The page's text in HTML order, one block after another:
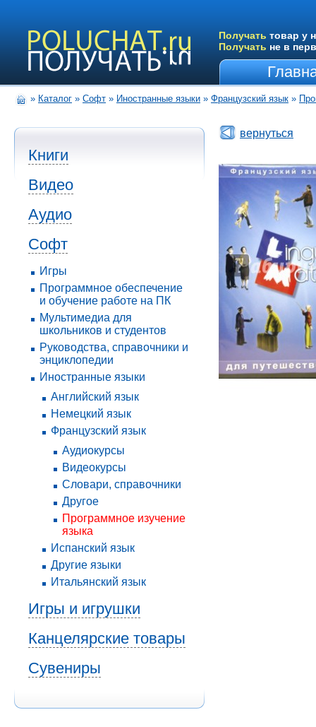
Получать товар у
Получать не в
» Каталог » Софт » Иностранные языки » Французский язык »
Книги
Видео
Аудио
Софт
Игры
Программное обеспечение
и обучение работе на ПК
Мультимедиа для
школьников и студентов
Руководства, справочники и
энциклопедии
Иностранные языки
Английский язык
Немецкий язык
Французский язык
Аудиокурсы
Видеокурсы
Словари, справочники
Другое
Программное изучение
языка
Испанский язык
Другие языки
Итальянский язык
Игры и игрушки
Канцелярские товары
Сувениры
вернуться